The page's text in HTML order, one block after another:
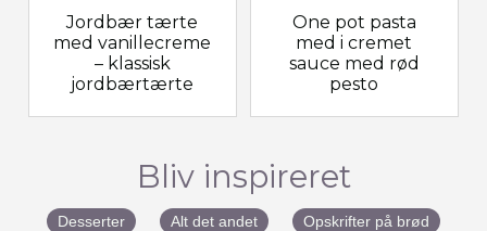
Jordbær tærte
med vanillecreme
– klassisk
jordbærtærte
One pot pasta
med i cremet
sauce med rød
pesto
Bliv inspireret
Desserter Alt det andet Opskrifter på brød